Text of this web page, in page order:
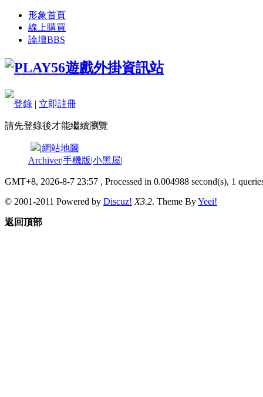
形象首頁
線上購買
論壇BBS
登錄 | 立即註冊
請先登錄後才能繼續瀏覽
|網站地圖
Archiver|手機版|小黑屋|
GMT+8, 2026-8-7 23:57 , Processed in 0.004988 second(s), 1
© 2001-2011 Powered by Discuz! X3.2. Theme ByYeei!
返回頂部